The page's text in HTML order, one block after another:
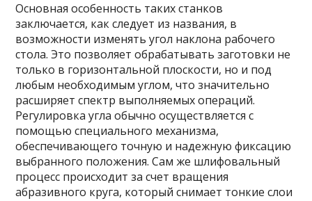
Основная особенность таких станков
заключается, как следует из названия, в
возможности изменять угол наклона рабочего
стола. Это позволяет обрабатывать заготовки не
только в горизонтальной плоскости, но и под
любым необходимым углом, что значительно
расширяет спектр выполняемых операций.
Регулировка угла обычно осуществляется с
помощью специального механизма,
обеспечивающего точную и надежную фиксацию
выбранного положения. Сам же шлифовальный
процесс происходит за счет вращения
абразивного круга, который снимает тонкие слои